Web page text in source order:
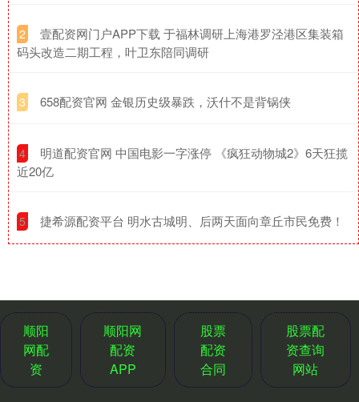
2
​壹配资网门户APP下载 于福林调研上海港罗泾港区集装箱
码头改造二期工程，叶卫东陪同调研
3 ​658配资官网 金银历史级暴跌，沃什不是背锅侠
4
​明道配资官网 中国电影一字涨停 《疯狂动物城2》6天狂揽
近20亿
5 ​捷希源配资平台 明水古城明、后两天面向章丘市民免费！
顺阳
网配
资
顺阳网
配资
APP
股票
配资
合同
股票配
资查询
网站